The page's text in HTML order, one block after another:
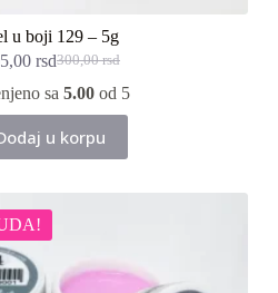
u boji 129 – 5g
300,00rsd
Originalna
cena
bila:
300,00 rsd.
rsdTrenutna
cena
195,00 rsd.
sa 5.00od 5
u korpu